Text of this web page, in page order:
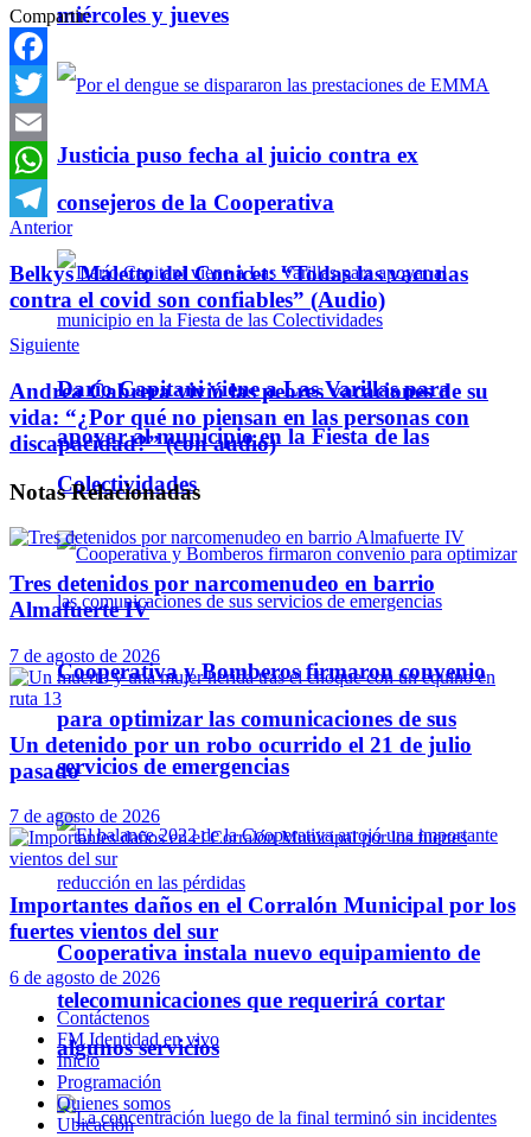
miércoles y jueves
Justicia puso fecha al juicio contra ex
consejeros de la Cooperativa
Darío Capitani viene a Las Varillas para
apoyar al municipio en la Fiesta de las
Colectividades
Cooperativa y Bomberos firmaron convenio
para optimizar las comunicaciones de sus
servicios de emergencias
Cooperativa instala nuevo equipamiento de
telecomunicaciones que requerirá cortar
algunos servicios
Compartir:
Facebook
Twitter
Email
WhatsApp
Telegram
Anterior
Belkys Maletto del Conicet: “Todas las vacunas
contra el covid son confiables” (Audio)
Siguiente
Andrea Cabrera vivió las peores vacaciones de su
vida: “¿Por qué no piensan en las personas con
discapacidad?” (con audio)
NotasRelacionadas
Tres detenidos por narcomenudeo en barrio
Almafuerte IV
7 de agosto de 2026
Un detenido por un robo ocurrido el 21 de julio
pasado
7 de agosto de 2026
Importantes daños en el Corralón Municipal por los
fuertes vientos del sur
6 de agosto de 2026
Contáctenos
FM Identidad en vivo
Inicio
Programación
Quienes somos
Ubicación